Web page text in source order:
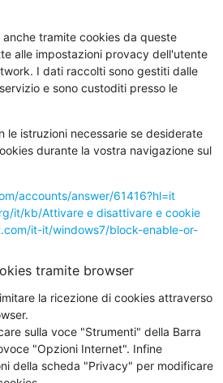
tramite cookies da queste
alle impostazioni provacy dell'utente
I dati raccolti sono gestiti dalle
e sono custoditi presso le
le istruzioni necessarie se desiderate
durante la vostra navigazione sul
accounts/answer/61416?hl=it
it/kb/Attivare e disattivare e cookie
it-it/windows7/block-enable-or-
tramite browser
la ricezione di cookies attraverso
sulla voce "Strumenti" della Barra
"Opzioni Internet". Infine
della scheda "Privacy" per modificare